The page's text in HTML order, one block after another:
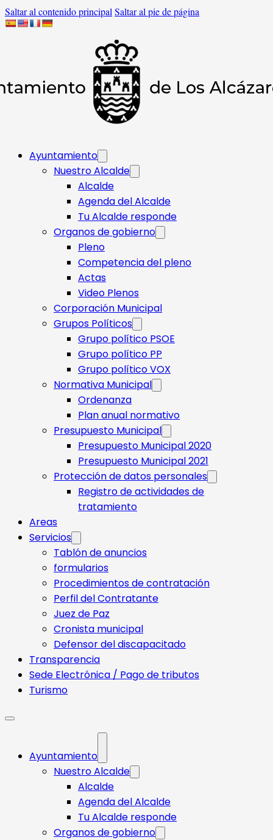
Saltar al contenido principal Saltar al pie de página
Ayuntamiento
Nuestro Alcalde
Alcalde
Agenda del Alcalde
Tu Alcalde responde​
Organos de gobierno
Pleno
Competencia del pleno
Actas
Video Plenos
Corporación Municipal
Grupos Políticos
Grupo político PSOE
Grupo político PP
Grupo político VOX
Normativa Municipal
Ordenanza
Plan anual normativo
Presupuesto Municipal
Presupuesto Municipal 2020
Presupuesto Municipal 2021
Protección de datos personales
Registro de actividades de
tratamiento
Areas
Servicios
Tablón de anuncios
formularios
Procedimientos de contratación
Perfil del Contratante
Juez de Paz
Cronista municipal
Defensor del discapacitado
Transparencia
Sede Electrónica / Pago de tributos
Turismo
Ayuntamiento
Nuestro Alcalde
Alcalde
Agenda del Alcalde
Tu Alcalde responde​
Organos de gobierno